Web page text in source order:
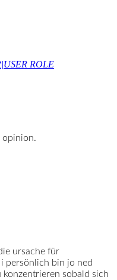
ROLE
opinion.
ursache für
persönlich bin jo ned
konzentrieren sobald sich